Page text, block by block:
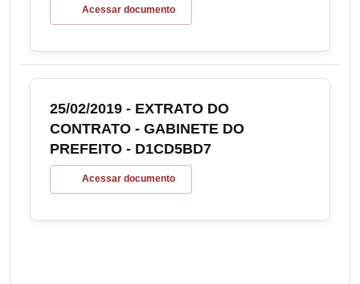
Acessar documento
25/02/2019 - EXTRATO DO
CONTRATO - GABINETE DO
PREFEITO - D1CD5BD7
Acessar documento